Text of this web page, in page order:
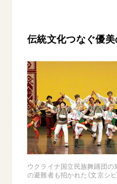
釈尊～法華経
日蓮大聖人
創価学会の三代会長
初代会長・牧口常三郎先生
第2代会長・戸田城聖先生
第3代会長・池田大作先生
仏法を語る
年間の活動について
友人葬
彼岸
「人権文化」「ジェンダー平等
人道支援
音楽活動
展示活動
教育本部の活動
図書贈呈
各国ウェブサイト
基本情報
創価学会 会憲
創価学会 会則
創価学会 社会憲章
組織・機構
会長・理事長・各部長の紹介
沿革
略年表
会員サポート
座談会御書ｅ講義
小説『新・人間革命』『人間革
御書検索［新版］
関連リンク
創価学会総本部
墓地公園・納骨堂
聖教電子版
聖教ブックストア
ご意見
ご利用にあたって
伝統文化つなぐ優
ウクライナ国立民族舞踊団の
の避難者も招かれた（文京シ